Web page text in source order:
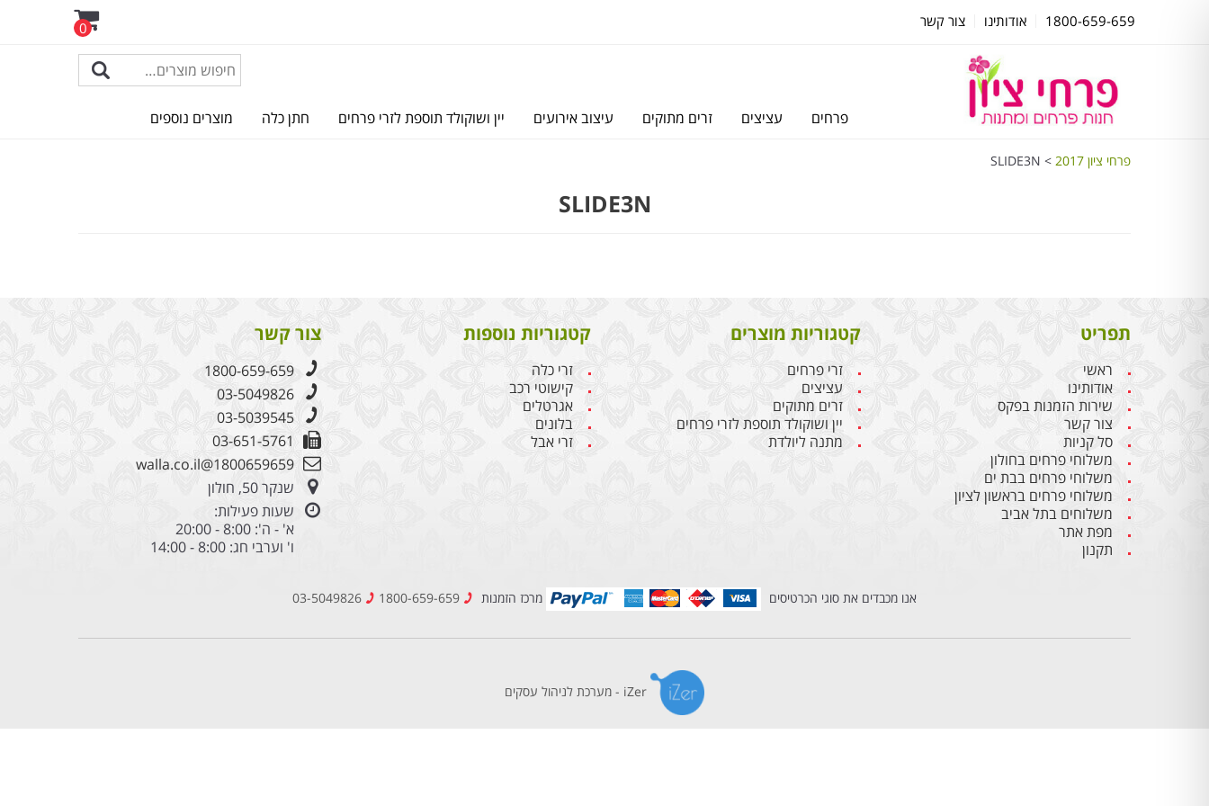
1800-659-659 אודותינו צור קשר 0
פרחים עציצים זרים מתוקים עיצוב אירועים יין ושוקולד תוספת לזרי פרחים חתן כלה מוצרים נוספים
פרחי ציון 2017 >
SLIDE3N
SLIDE3N
תפריט
ראשי
אודותינו
שירות הזמנות בפקס
צור קשר
סל קניות
משלוחי פרחים בחולון
משלוחי פרחים בבת ים
משלוחי פרחים בראשון לציון
משלוחים בתל אביב
מפת אתר
תקנון
קטגוריות מוצרים
זרי פרחים
עציצים
זרים מתוקים
יין ושוקולד תוספת לזרי פרחים
מתנה ליולדת
קטגוריות נוספות
זרי כלה
קישוטי רכב
אגרטלים
בלונים
זרי אבל
צור קשר
1800-659-659
03-5049826
03-5039545
03-651-5761
1800659659@walla.co.il
שנקר 50, חולון
שעות פעילות:
א' - ה': 8:00 - 20:00
ו' וערבי חג: 8:00 - 14:00
אנו מכבדים את סוגי הכרטיסים מרכז הזמנות
iZer - מערכת לניהול עסקים